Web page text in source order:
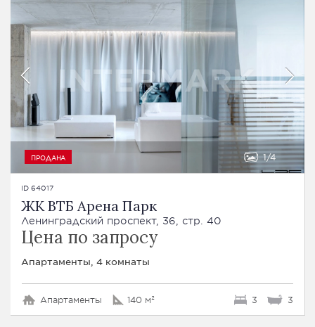
ПРОДАНА 1 4
ID 64017
ЖК ВТБ Арена Парк
Ленинградский проспект, 36, стр. 40
Цена по запросу
Апартаменты, 4 комнаты
Апартаменты 140 м² 3 3